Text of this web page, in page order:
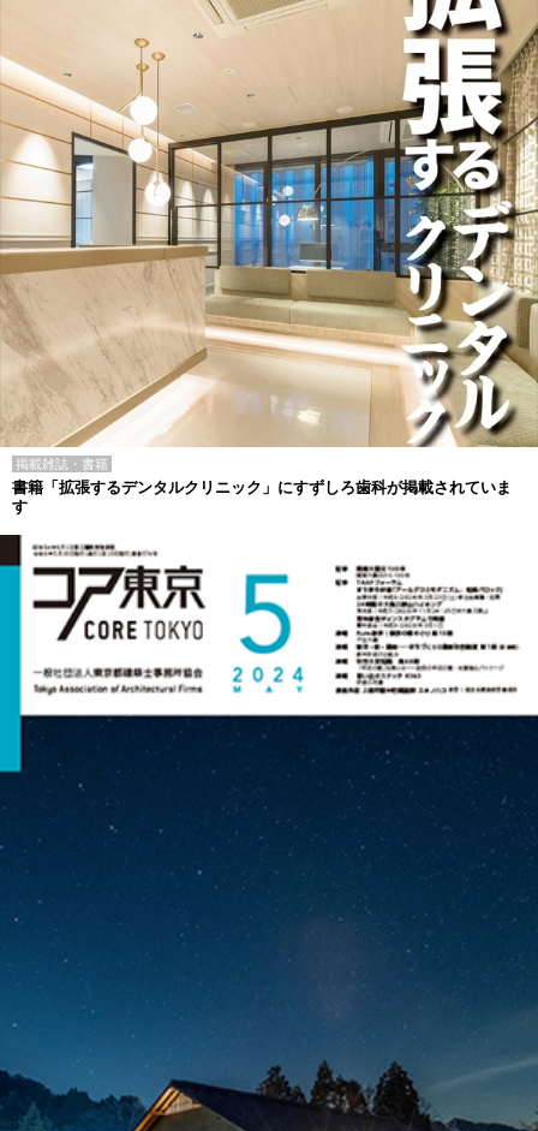
掲載雑誌・書籍
書籍「拡張するデンタルクリニック」にすずしろ歯科が掲載されていま
す